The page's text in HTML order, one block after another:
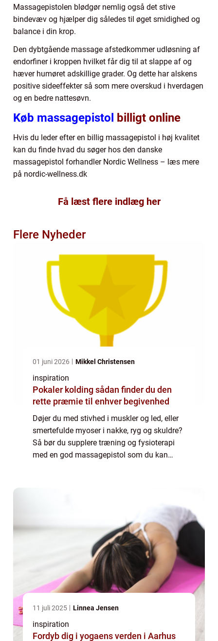
Massagepistolen blødgør nemlig også det stive
bindevæv og hjælper dig således til øget smidighed og
balance i din krop.
Den dybtgående massage afstedkommer udløsning af
endorfiner i kroppen hvilket får dig til at slappe af og
hæver humøret adskillige grader. Og dette har alskens
positive sideeffekter så som mere overskud i hverdagen
og en bedre nattesøvn.
Køb massagepistol billigt online
Hvis du leder efter en billig massagepistol i høj kvalitet
kan du finde hvad du søger hos den danske
massagepistol forhandler Nordic Wellness – læs mere
på nordic-wellness.dk
Få læst flere indlæg her
Flere Nyheder
01 juni 2026 Mikkel Christensen
inspiration
Pokaler kolding sådan finder du den
rette præmie til enhver begivenhed
Døjer du med stivhed i muskler og led, eller
smertefulde myoser i nakke, ryg og skuldre?
Så bør du supplere træning og fysioterapi
med en god massagepistol som du kan
11 juli 2025 Linnea Jensen
inspiration
Fordyb dig i yogaens verden i Aarhus